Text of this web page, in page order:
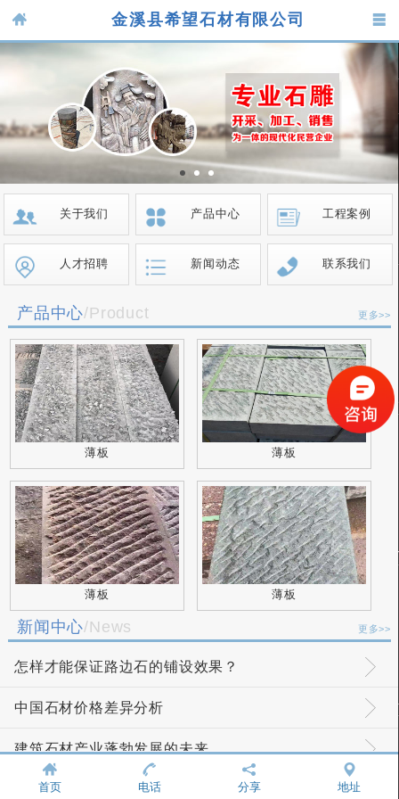
金溪县希望石材有限公司
关于我们 产品中心 工程案例
人才招聘 新闻动态 联系我们
产品中心/Product 更多>>
薄板 薄板
薄板 薄板
新闻中心/News 更多>>
怎样才能保证路边石的铺设效果？
中国石材价格差异分析
建筑石材产业蓬勃发展的未来
如何辨别青石板材的优劣
首页 电话 分享 地址